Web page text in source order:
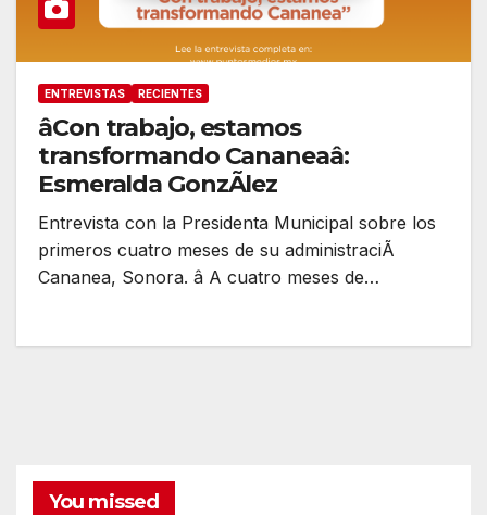
ENTREVISTAS RECIENTES
âCon trabajo, estamos
transformando Cananeaâ:
Esmeralda GonzÃlez
Entrevista con la Presidenta Municipal sobre los
primeros cuatro meses de su administraciÃ
Cananea, Sonora. â A cuatro meses de…
You missed